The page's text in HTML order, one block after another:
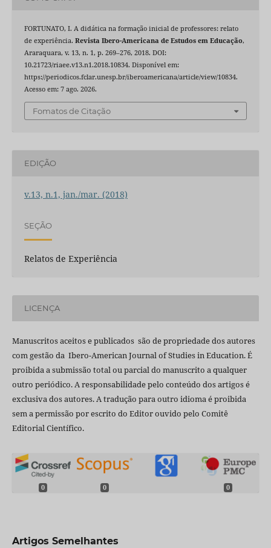
FORTUNATO, I. A didática na formação inicial de professores: relato
de experiência. Revista Ibero-Americana de Estudos em Educação,
Araraquara, v. 13, n. 1, p. 269–276, 2018. DOI:
10.21723/riaee.v13.n1.2018.10834. Disponível em:
https://periodicos.fclar.unesp.br/iberoamericana/article/view/10834.
Acesso em: 7 ago. 2026.
Fomatos de Citação
EDIÇÃO
v.13, n.1, jan./mar. (2018)
SEÇÃO
Relatos de Experiência
LICENÇA
Manuscritos aceitos e publicados são de propriedade dos autores
com gestão da Ibero-American Journal of Studies in Education. É
proibida a submissão total ou parcial do manuscrito a qualquer
outro periódico. A responsabilidade pelo conteúdo dos artigos é
exclusiva dos autores. A tradução para outro idioma é proibida
sem a permissão por escrito do Editor ouvido pelo Comitê
Editorial Científico.
0 0 0
Artigos Semelhantes